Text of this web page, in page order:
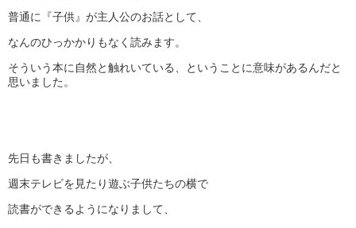
普通に『子供』が主人公のお話として、
なんのひっかかりもなく読みます。
そういう本に自然と触れいている、ということに意味があるんだと
思いました。
先日も書きましたが、
週末テレビを見たり遊ぶ子供たちの横で
読書ができるようになりまして、